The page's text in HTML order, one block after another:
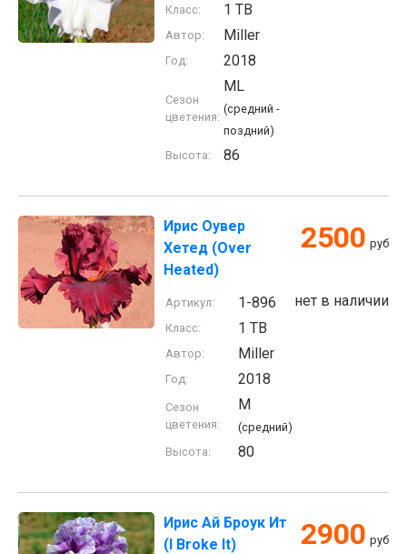
Класс: 1 TB
Автор: Miller
Год: 2018
Сезон
цветения:
ML
(средний -
поздний)
Высота:
86
Ирис Оувер
Хетед (Over
Heated)
2500 руб
нет в наличии
Артикул: 1-896
Класс: 1 TB
Автор: Miller
Год: 2018
Сезон
цветения:
M
(средний)
Высота:
80
Ирис Ай Броук Ит
(I Broke It)
2900 руб